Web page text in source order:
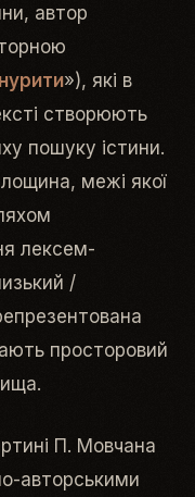
автор
»), які в
створюють
пошуку істини.
межі якої
лексем-
/
просторовий
П. Мовчана
авторськими